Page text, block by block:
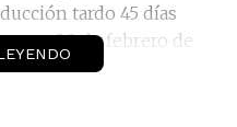
tardo 45 días
este 20 de febrero de